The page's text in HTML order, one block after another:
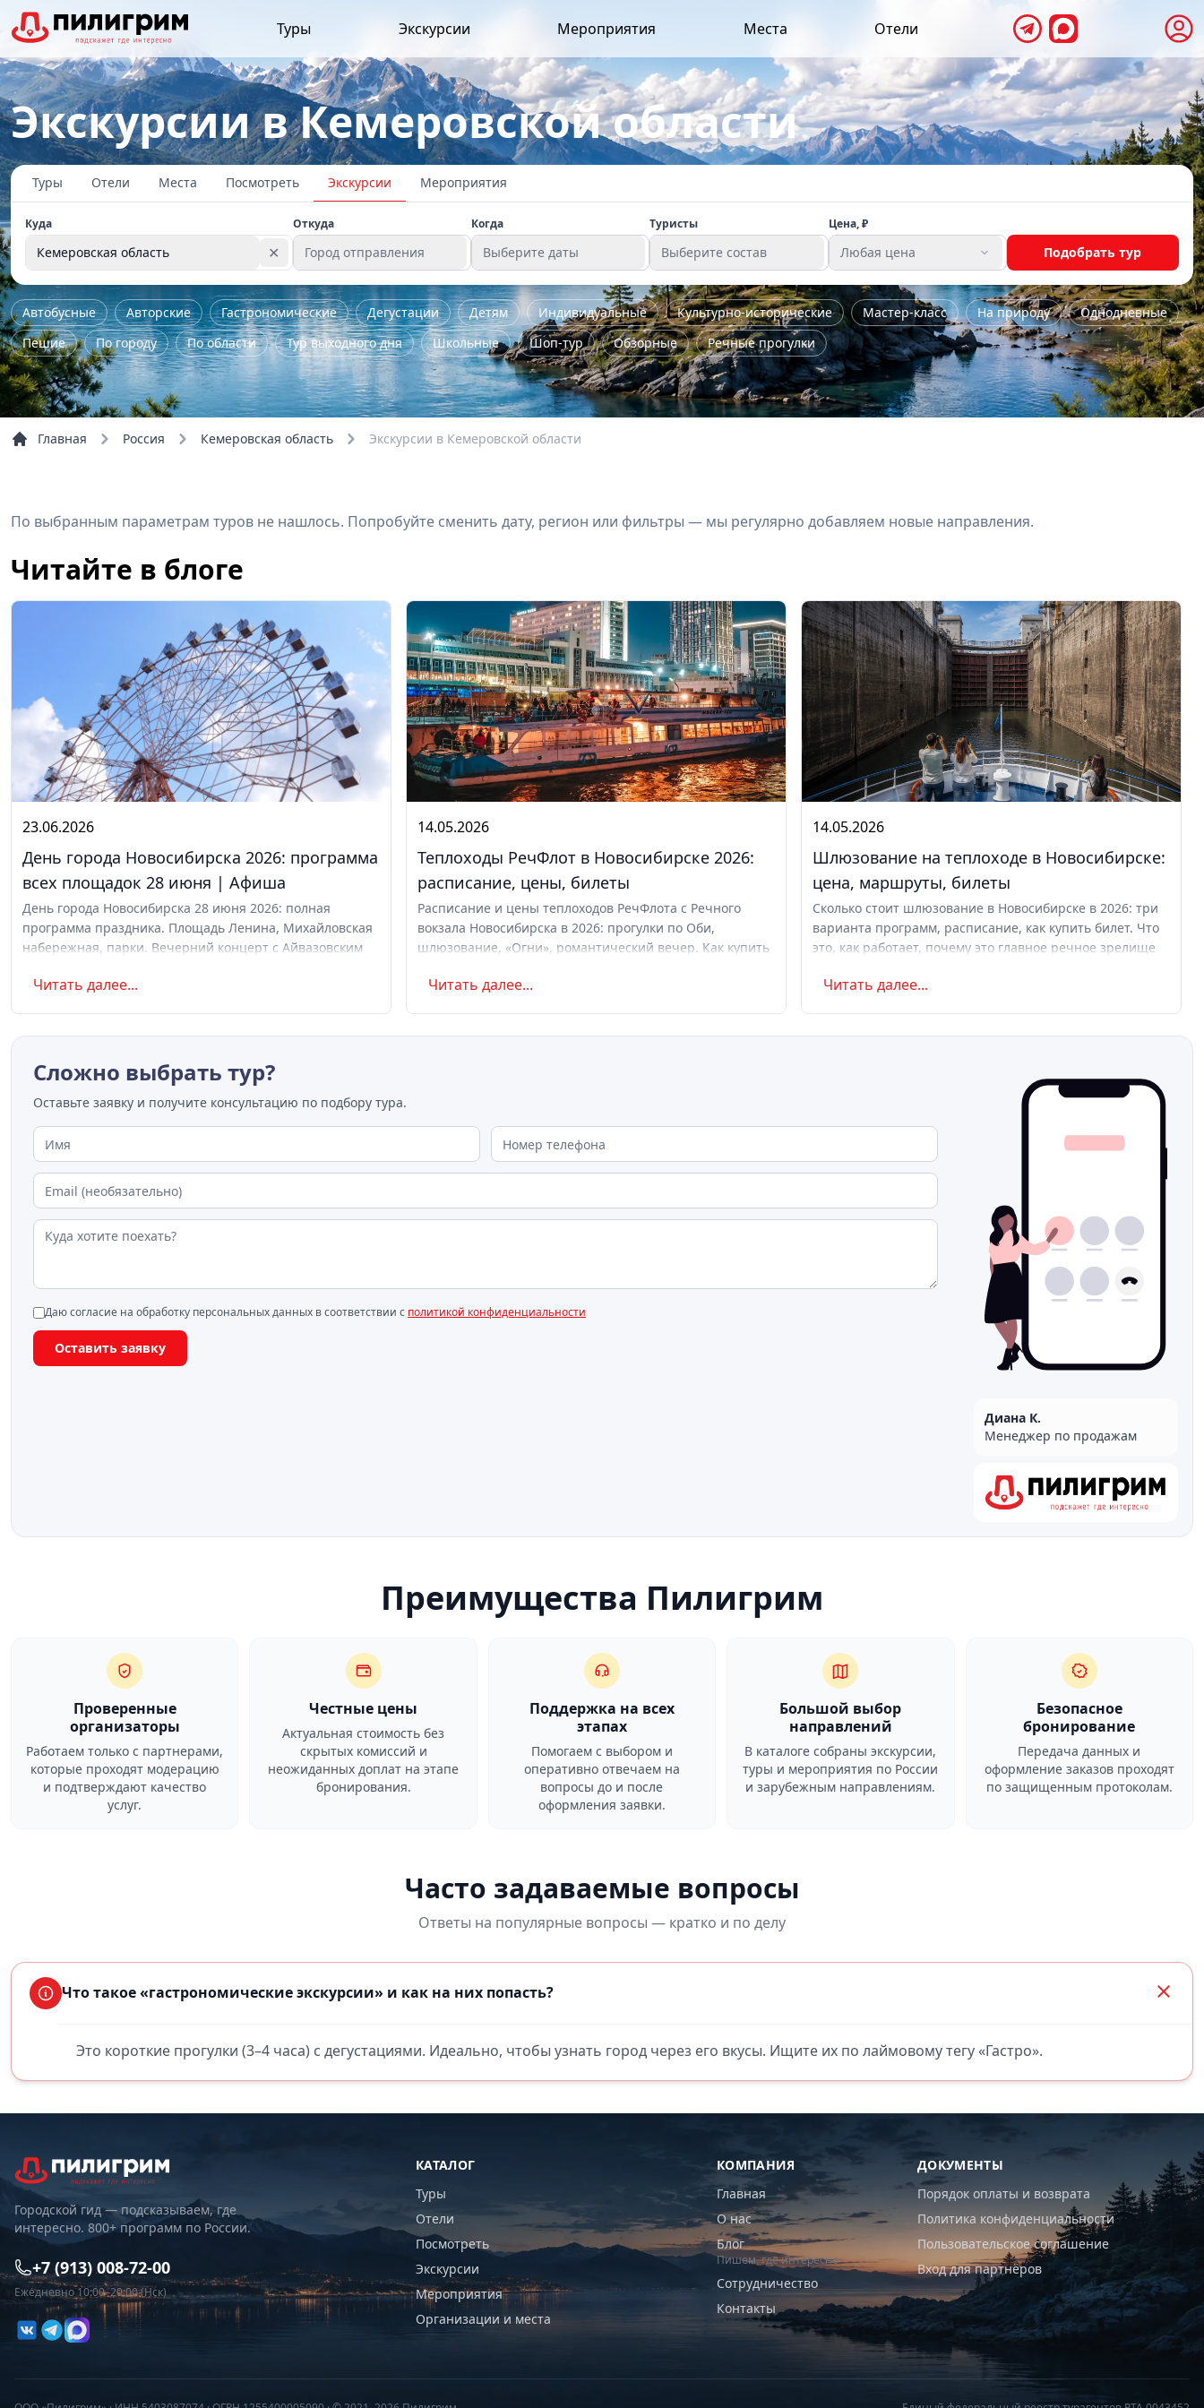
Туры Экскурсии Мероприятия Места Отели
Экскурсии в Кемеровской области
Туры Отели Места Посмотреть Экскурсии Мероприятия
Куда
Кемеровская область ✕
Откуда
Город отправления
Когда
Выберите даты
Туристы
Выберите состав
Цена, ₽
Любая цена Подобрать тур
Автобусные Авторские Гастрономические Дегустации Детям Индивидуальные Культурно-исторические Мастер-класс На природу
Однодневные
Пешие
По городу По области Тур выходного дня Школьные Шоп-тур Обзорные Речные прогулки
Главная Россия Кемеровская область Экскурсии в Кемеровской области
По выбранным параметрам туров не нашлось. Попробуйте сменить дату, регион или фильтры — мы регулярно добавляем новые направления.
Читайте в блоге
23.06.2026
День города Новосибирска 2026: программа
всех площадок 28 июня | Афиша
День города Новосибирска 28 июня 2026: полная
программа праздника. Площадь Ленина, Михайловская
набережная, парки. Вечерний концерт с Айвазовским
бесплатным входом
Читать далее...
14.05.2026
Теплоходы РечФлот в Новосибирске 2026:
расписание, цены, билеты
Расписание и цены теплоходов РечФлота с Речного
вокзала Новосибирска в 2026: прогулки по Оби,
шлюзование, «Огни», романтический вечер. Как купить
Читать далее...
14.05.2026
Шлюзование на теплоходе в Новосибирске:
цена, маршруты, билеты
Сколько стоит шлюзование в Новосибирске в 2026: три
варианта программ, расписание, как купить билет. Что
это, как работает, почему это главное речное зрелище
Читать далее...
Сложно выбрать тур?
Оставьте заявку и получите консультацию по подбору тура.
Даю согласие на обработку персональных данных в соответствии с политикой конфиденциальности
Оставить заявку
Диана К.
Менеджер по продажам
Преимущества Пилигрим
Проверенные
организаторы
Работаем только с партнерами,
которые проходят модерацию
и подтверждают качество
услуг.
Честные цены
Актуальная стоимость без
скрытых комиссий и
неожиданных доплат на этапе
бронирования.
Поддержка на всех
этапах
Помогаем с выбором и
оперативно отвечаем на
вопросы до и после
оформления заявки.
Большой выбор
направлений
В каталоге собраны экскурсии,
туры и мероприятия по России
и зарубежным направлениям.
Безопасное
бронирование
Передача данных и
оформление заказов проходят
по защищенным протоколам.
Часто задаваемые вопросы
Ответы на популярные вопросы — кратко и по делу
Что такое «гастрономические экскурсии» и как на них попасть?
Это короткие прогулки (3–4 часа) с дегустациями. Идеально, чтобы узнать город через его вкусы. Ищите их по лаймовому тегу «Гастро».
Городской гид — подсказываем, где
интересно. 800+ программ по России.
+7 (913) 008-72-00
Ежедневно 10:00–20:00 (Нск)
КАТАЛОГ
Туры
Отели
Посмотреть
Экскурсии
Мероприятия
Организации и места
КОМПАНИЯ
Главная
О нас
Блог
Пишем, где интересно
Сотрудничество
Контакты
ДОКУМЕНТЫ
Порядок оплаты и возврата
Политика конфиденциальности
Пользовательское соглашение
Вход для партнёров